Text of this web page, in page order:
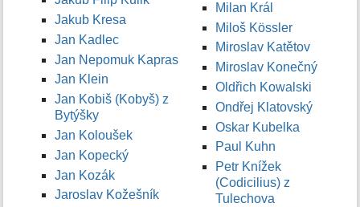
Jakub Kresa
Jan Kadlec
Jan Nepomuk Kapras
Jan Klein
Jan Kobiš (Kobyš) z
Bytýšky
Jan Koloušek
Jan Kopecký
Jan Kozák
Jaroslav Kožešník
Milan Král
Miloš Kössler
Miroslav Katětov
Miroslav Konečný
Oldřich Kowalski
Ondřej Klatovský
Oskar Kubelka
Paul Kuhn
Petr Knížek
(Codicilius) z
Tulechova